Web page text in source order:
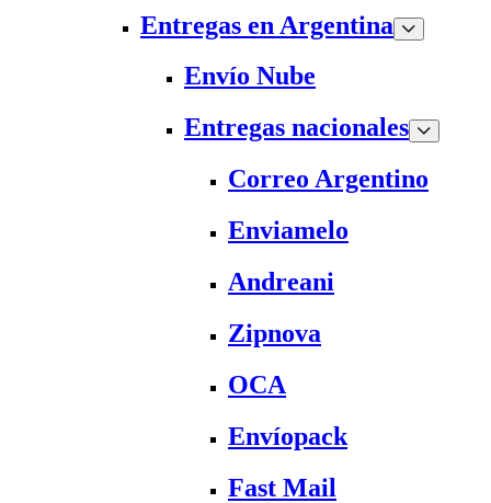
Entregas en Argentina
Envío Nube
Entregas nacionales
Correo Argentino
Enviamelo
Andreani
Zipnova
OCA
Envíopack
Fast Mail